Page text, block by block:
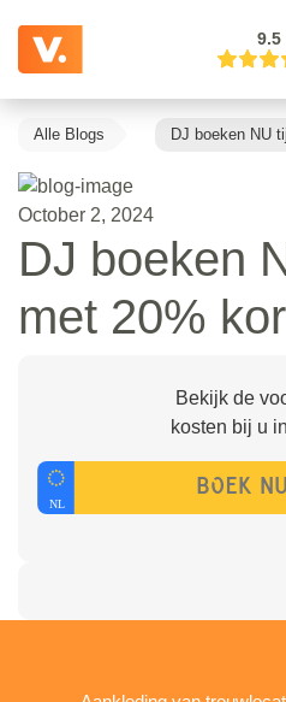
9.5
Alle Blogs DJ boeken NU
October 2, 2024
DJ boeken
met 20%
Bekijk de
kosten bij u